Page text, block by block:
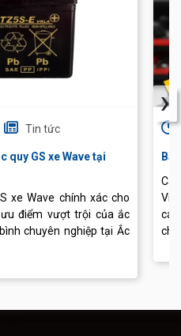
Tin tức
quy GS xe Wave tại
xe Wave chính xác cho
điểm vượt trội của ắc
chuyên nghiệp tại Ắc
›